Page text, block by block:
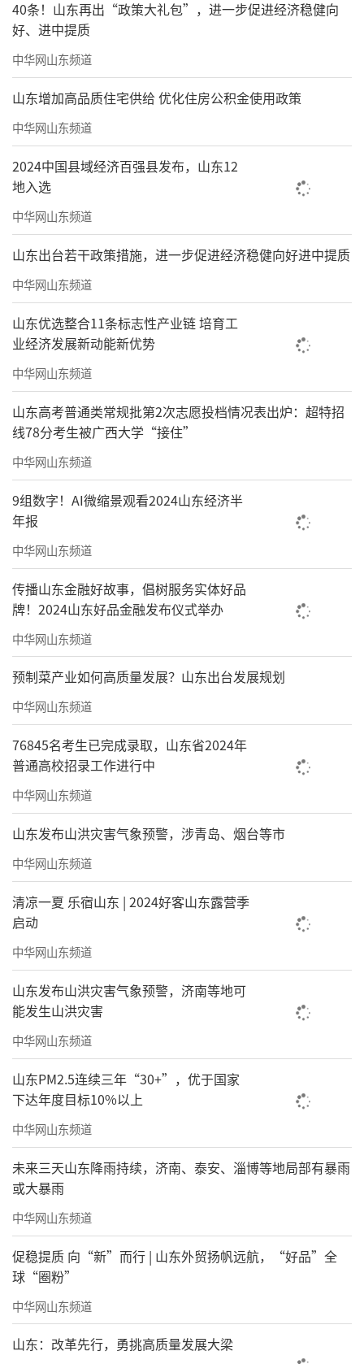
40条！山东再出“政策大礼包”，进一步促进经济稳健向
好、进中提质
中华网山东频道
山东增加高品质住宅供给 优化住房公积金使用政策
中华网山东频道
2024中国县域经济百强县发布，山东12
地入选
中华网山东频道
山东出台若干政策措施，进一步促进经济稳健向好进中提质
中华网山东频道
山东优选整合11条标志性产业链 培育工
业经济发展新动能新优势
中华网山东频道
山东高考普通类常规批第2次志愿投档情况表出炉：超特招
线78分考生被广西大学“接住”
中华网山东频道
9组数字！AI微缩景观看2024山东经济半
年报
中华网山东频道
传播山东金融好故事，倡树服务实体好品
牌！2024山东好品金融发布仪式举办
中华网山东频道
预制菜产业如何高质量发展？山东出台发展规划
中华网山东频道
76845名考生已完成录取，山东省2024年
普通高校招录工作进行中
中华网山东频道
山东发布山洪灾害气象预警，涉青岛、烟台等市
中华网山东频道
清凉一夏 乐宿山东 | 2024好客山东露营季
启动
中华网山东频道
山东发布山洪灾害气象预警，济南等地可
能发生山洪灾害
中华网山东频道
山东PM2.5连续三年“30+”，优于国家
下达年度目标10%以上
中华网山东频道
未来三天山东降雨持续，济南、泰安、淄博等地局部有暴雨
或大暴雨
中华网山东频道
促稳提质 向“新”而行 | 山东外贸扬帆远航，“好品”全
球“圈粉”
中华网山东频道
山东：改革先行，勇挑高质量发展大梁